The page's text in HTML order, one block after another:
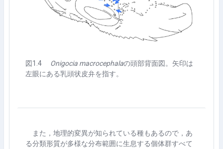
図1.4 Onigocia macrocephalaの頭部背面図。矢印は
左眼にある乳頭状皮弁を指す。
また，地理的変異が知られている種もあるので，あ
る分類形質が多様な分布範囲に生息する個体群すべて